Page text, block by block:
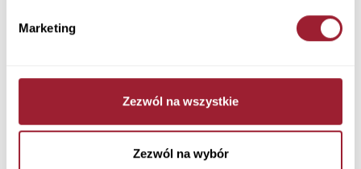
Marketing
Zezwól na wszystkie
Zezwól na wybór